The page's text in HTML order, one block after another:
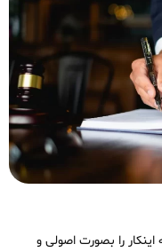
را بصورت اصولی و